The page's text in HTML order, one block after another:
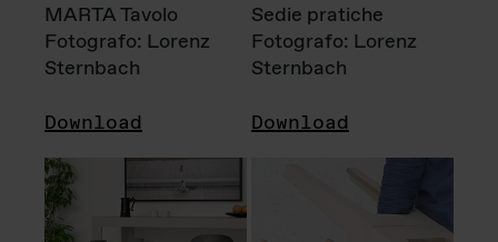
MARTA Tavolo
Fotografo: Lorenz
Sternbach
Download
Sedie pratiche
Fotografo: Lorenz
Sternbach
Download